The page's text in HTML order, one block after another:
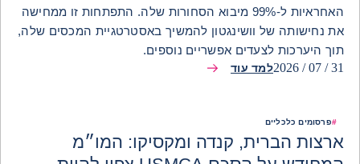
האחראיות ל-99% מיבוא הסחורות שלה. התפתחות זו ממחישה
את נחישותה של וושינגטון להמשיך באסטרטגיית המכסים שלה,
תוך היערכות לצעדים אפשריים נוספים.
31 / 07 / 2026
למד עוד
#פרסומים כלכליים
ארצות הברית, קנדה ומקסיקו: המו״מ